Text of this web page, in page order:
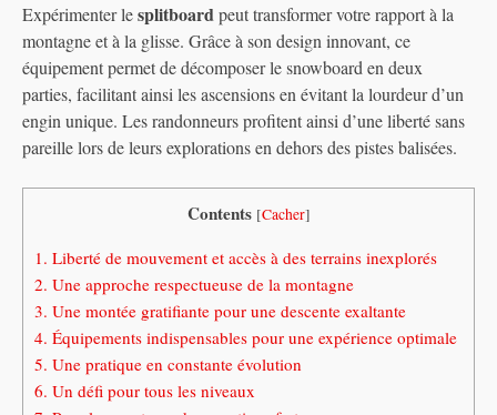
Expérimenter lesplitboardpeut transformer votre rapport à la
montagne et à la glisse. Grâce à son design innovant, ce
équipement permet de décomposer le snowboard en deux
parties, facilitant ainsi les ascensions en évitant la lourdeur d’un
engin unique. Les randonneurs profitent ainsi d’une liberté sans
pareille lors de leurs explorations en dehors des pistes balisées.
Contents [Cacher]
1. Liberté de mouvement et accès à des terrains inexplorés
2. Une approche respectueuse de la montagne
3. Une montée gratifiante pour une descente exaltante
4. Équipements indispensables pour une expérience optimale
5. Une pratique en constante évolution
6. Un défi pour tous les niveaux